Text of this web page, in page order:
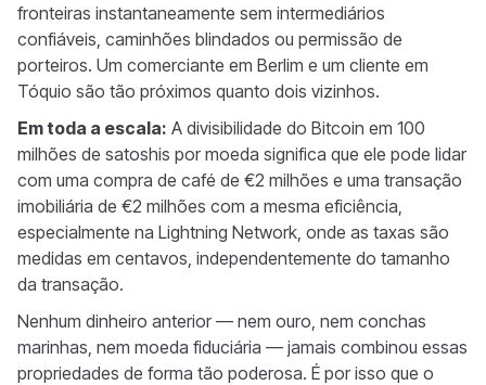
fronteiras instantaneamente sem intermediários
confiáveis, caminhões blindados ou permissão de
porteiros. Um comerciante em Berlim e um cliente em
Tóquio são tão próximos quanto dois vizinhos.
Em toda a escala: A divisibilidade do Bitcoin em 100
milhões de satoshis por moeda significa que ele pode lidar
com uma compra de café de €2 milhões e uma transação
imobiliária de €2 milhões com a mesma eficiência,
especialmente na Lightning Network, onde as taxas são
medidas em centavos, independentemente do tamanho
da transação.
Nenhum dinheiro anterior — nem ouro, nem conchas
marinhas, nem moeda fiduciária — jamais combinou essas
propriedades de forma tão poderosa. É por isso que o